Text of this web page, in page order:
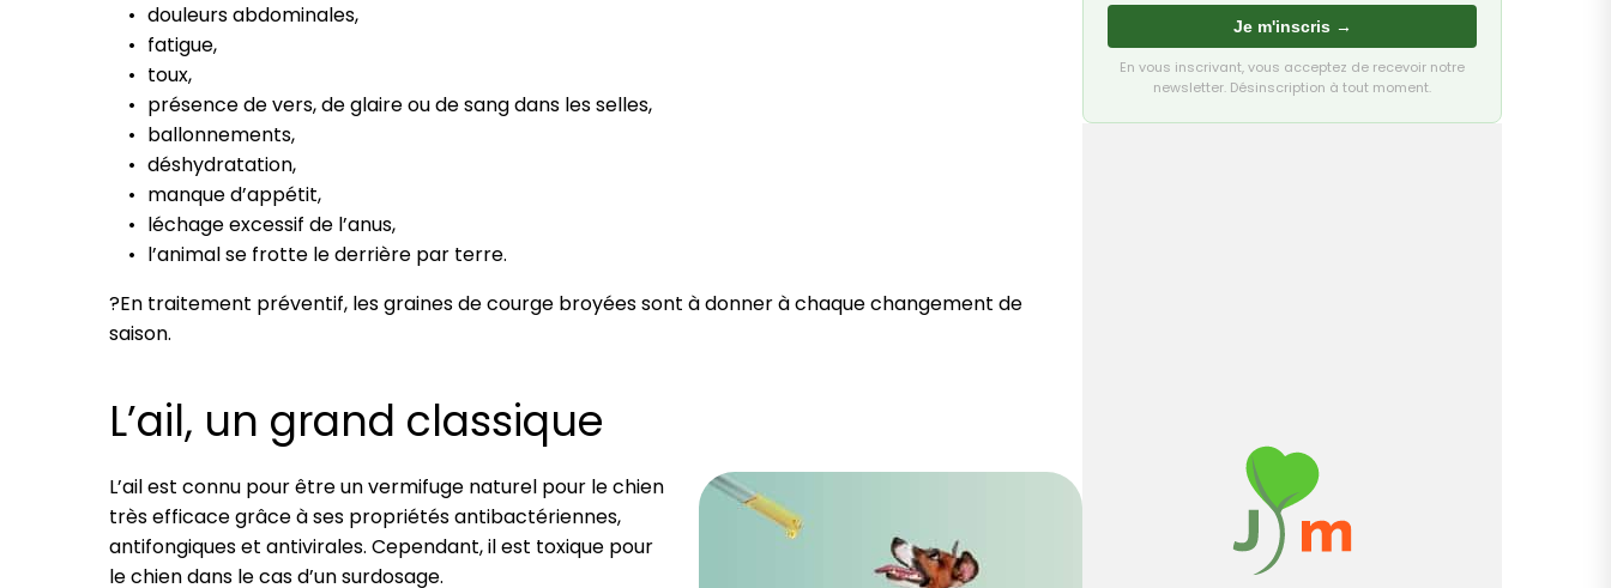
douleurs abdominales,
fatigue,
toux,
présence de vers, de glaire ou de sang dans les selles,
ballonnements,
déshydratation,
manque d’appétit,
léchage excessif de l’anus,
l’animal se frotte le derrière par terre.
?En traitement préventif, les graines de courge broyées sont à donner à chaque changement de
saison.
L’ail, un grand classique
L’ail est connu pour être un vermifuge naturel pour le chien
très efficace grâce à ses propriétés antibactériennes,
antifongiques et antivirales. Cependant, il est toxique pour
le chien dans le cas d’un surdosage.
Je m'inscris →
En vous inscrivant, vous acceptez de recevoir notre
newsletter. Désinscription à tout moment.